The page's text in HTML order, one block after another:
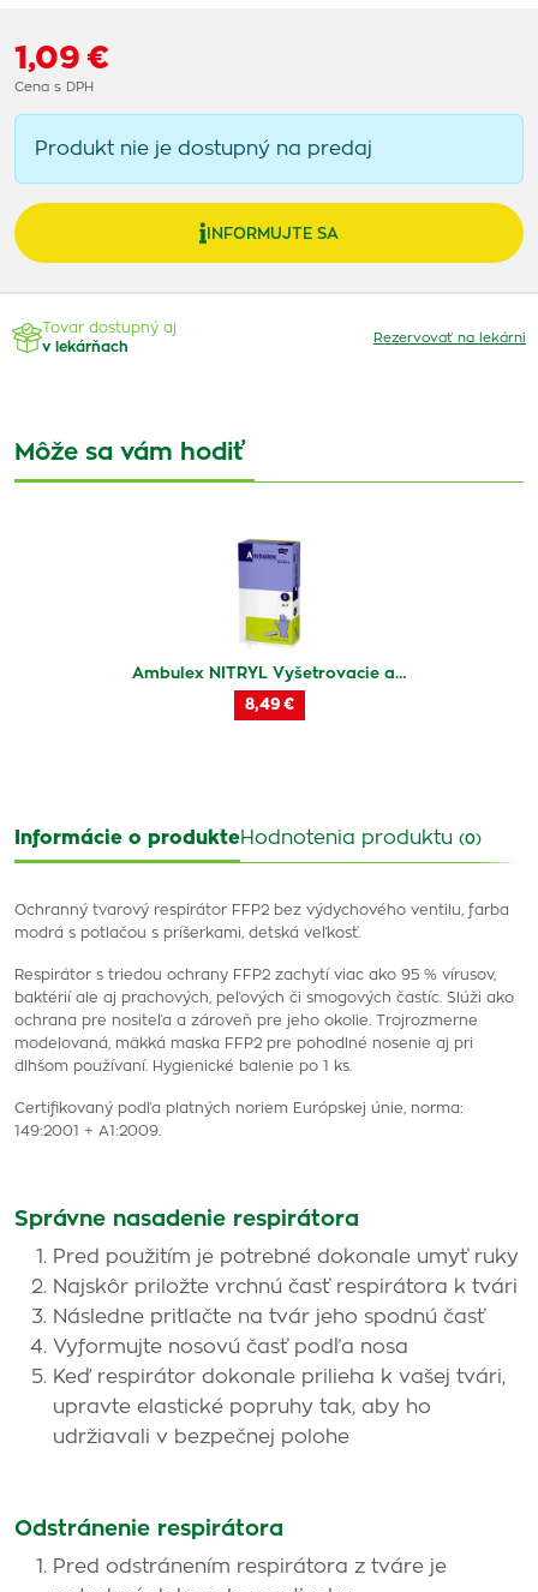
1,09 €
Cena s DPH
Produkt nie je dostupný na predaj
INFORMUJTE SA
Tovar dostupný aj
v lekárňach
Rezervovať na lekárni
Môže sa vám hodiť
Ambulex NITRYL Vyšetrovacie a…
8,49 €
Informácie o produkteHodnotenia produktu (0)
Ochranný tvarový respirátor FFP2 bez výdychového ventilu, farba
modrá s potlačou s príšerkami, detská veľkosť.
Respirátor s triedou ochrany FFP2 zachytí viac ako 95 % vírusov,
baktérií ale aj prachových, peľových či smogových častíc. Slúži ako
ochrana pre nositeľa a zároveň pre jeho okolie. Trojrozmerne
modelovaná, mäkká maska FFP2 pre pohodlné nosenie aj pri
dlhšom používaní. Hygienické balenie po 1 ks.
Certifikovaný podľa platných noriem Európskej únie, norma:
149:2001 + A1:2009.
Správne nasadenie respirátora
Pred použitím je potrebné dokonale umyť ruky
Najskôr priložte vrchnú časť respirátora k tvári
Následne pritlačte na tvár jeho spodnú časť
Vyformujte nosovú časť podľa nosa
Keď respirátor dokonale prilieha k vašej tvári,
upravte elastické popruhy tak, aby ho
udržiavali v bezpečnej polohe
Odstránenie respirátora
Pred odstránením respirátora z tváre je